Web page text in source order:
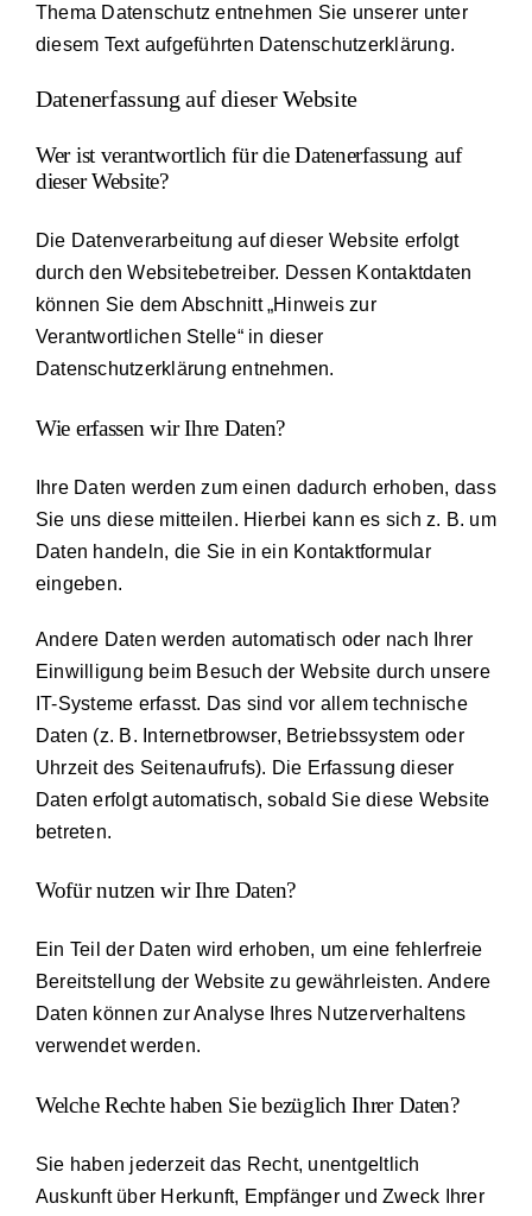
Thema Datenschutz entnehmen Sie unserer unter
diesem Text aufgeführten Datenschutzerklärung.
Datenerfassung auf dieser Website
Wer ist verantwortlich für die Datenerfassung auf
dieser Website?
Die Datenverarbeitung auf dieser Website erfolgt
durch den Websitebetreiber. Dessen Kontaktdaten
können Sie dem Abschnitt „Hinweis zur
Verantwortlichen Stelle“ in dieser
Datenschutzerklärung entnehmen.
Wie erfassen wir Ihre Daten?
Ihre Daten werden zum einen dadurch erhoben, dass
Sie uns diese mitteilen. Hierbei kann es sich z. B. um
Daten handeln, die Sie in ein Kontaktformular
eingeben.
Andere Daten werden automatisch oder nach Ihrer
Einwilligung beim Besuch der Website durch unsere
IT-Systeme erfasst. Das sind vor allem technische
Daten (z. B. Internetbrowser, Betriebssystem oder
Uhrzeit des Seitenaufrufs). Die Erfassung dieser
Daten erfolgt automatisch, sobald Sie diese Website
betreten.
Wofür nutzen wir Ihre Daten?
Ein Teil der Daten wird erhoben, um eine fehlerfreie
Bereitstellung der Website zu gewährleisten. Andere
Daten können zur Analyse Ihres Nutzerverhaltens
verwendet werden.
Welche Rechte haben Sie bezüglich Ihrer Daten?
Sie haben jederzeit das Recht, unentgeltlich
Auskunft über Herkunft, Empfänger und Zweck Ihrer